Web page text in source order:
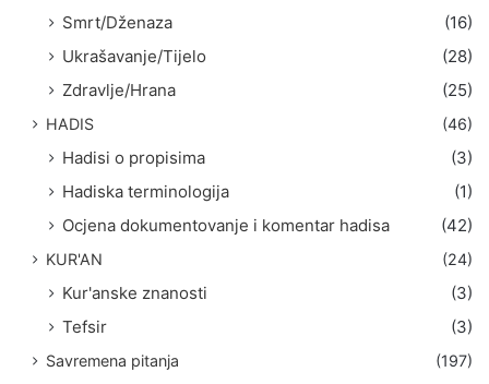
Smrt/Dženaza
(16)
Ukrašavanje/Tijelo
(28)
Zdravlje/Hrana
(25)
HADIS (46)
Hadisi o propisima
(3)
Hadiska terminologija
(1)
Ocjena dokumentovanje i komentar hadisa
(42)
KUR'AN (24)
Kur'anske znanosti
(3)
Tefsir
(3)
Savremena pitanja
(197)